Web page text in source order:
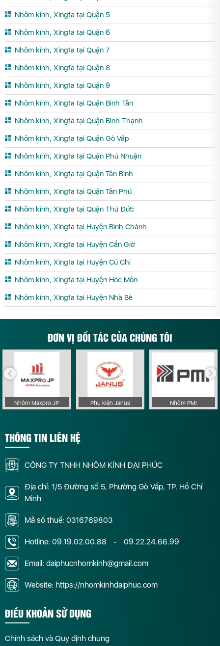
Nhôm kính, Xingfa tại Quận 5
Nhôm kính, Xingfa tại Quận 6
Nhôm kính, Xingfa tại Quận 7
Nhôm kính, Xingfa tại Quận 8
Nhôm kính, Xingfa tại Quận 9
Nhôm kính, Xingfa tại Quận Bình Tân
Nhôm kính, Xingfa tại Quận Bình Thạnh
Nhôm kính, Xingfa tại Quận Gò Vấp
Nhôm kính, Xingfa tại Quận Phú Nhuận
Nhôm kính, Xingfa tại Quận Tân Bình
Nhôm kính, Xingfa tại Quận Tân Phú
Nhôm kính, Xingfa tại Quận Thủ Đức
Nhôm kính, Xingfa tại Huyện Bình Chánh
Nhôm kính, Xingfa tại Huyện Cần Giờ
Nhôm kính, Xingfa tại Huyện Củ Chi
Nhôm kính, Xingfa tại Huyện Hóc Môn
Nhôm kính, Xingfa tại Huyện Nhà Bè
ĐƠN VỊ ĐỐI TÁC CỦA CHÚNG TÔI
Nhôm Maxpro.JP Phụ kiện Janus Nhôm PMI
THÔNG TIN LIÊN HỆ
CÔNG TY TNHH NHÔM KÍNH ĐẠI PHÚC
Địa chỉ: 1/5 Đường số 5, Phường Gò Vấp, TP. Hồ Chí
Minh
Mã số thuế: 0316769803
Hotline: 09.19.02.00.88 - 09.22.24.66.99
Email: daiphucnhomkinh@gmail.com
Website: https://nhomkinhdaiphuc.com
ĐIỀU KHOẢN SỬ DỤNG
Chính sách và Quy định chung